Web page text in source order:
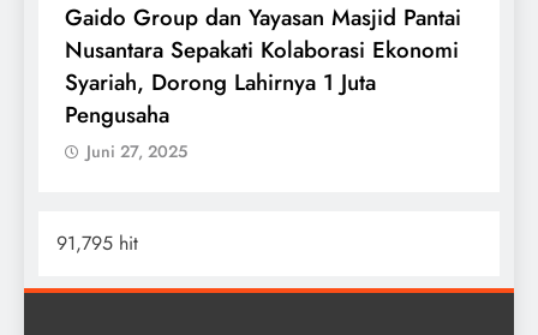
Gaido Group dan Yayasan Masjid Pantai
Nusantara Sepakati Kolaborasi Ekonomi
Syariah, Dorong Lahirnya 1 Juta
Pengusaha
Juni 27, 2025
91,795 hit